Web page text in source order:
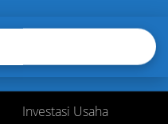
Investasi Usaha